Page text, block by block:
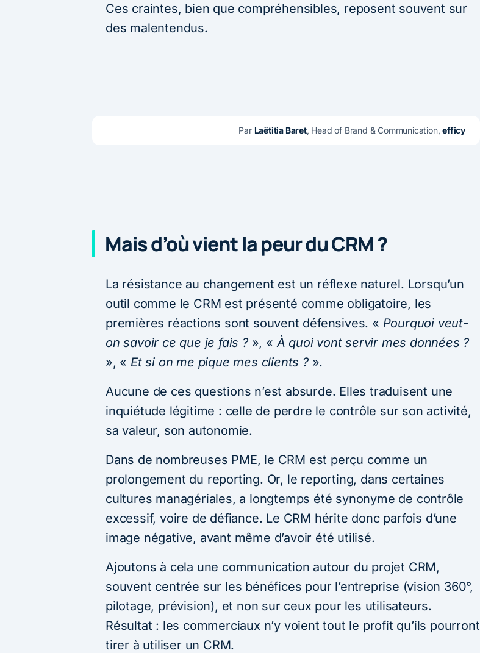
Ces craintes, bien que compréhensibles, reposent souvent sur
des malentendus.
Par Laëtitia Baret, Head of Brand & Communication, efficy
Mais d’où vient la peur du CRM ?
La résistance au changement est un réflexe naturel. Lorsqu’un
outil comme le CRM est présenté comme obligatoire, les
premières réactions sont souvent défensives. « Pourquoi veut-
on savoir ce que je fais ?», « À quoi vont servir mes données ?
», « Et si on me pique mes clients ?».
Aucune de ces questions n’est absurde. Elles traduisent une
inquiétude légitime : celle de perdre le contrôle sur son activité,
sa valeur, son autonomie.
Dans de nombreuses PME, le CRM est perçu comme un
prolongement du reporting. Or, le reporting, dans certaines
cultures managériales, a longtemps été synonyme de contrôle
excessif, voire de défiance. Le CRM hérite donc parfois d’une
image négative, avant même d’avoir été utilisé.
Ajoutons à cela une communication autour du projet CRM,
souvent centrée sur les bénéfices pour l’entreprise (vision 360°,
pilotage, prévision), et non sur ceux pour les utilisateurs.
Résultat : les commerciaux n’y voient tout le profit qu’ils pourront
tirer à utiliser un CRM.